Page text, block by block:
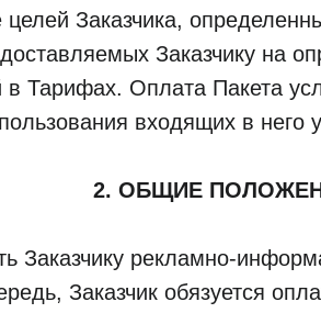
Заказчика,
Заказчику на
в Тарифах. Оплата Пакета
входящих в него
2. ОБЩИЕ
Заказчику рекламно-
Заказчик обязуется